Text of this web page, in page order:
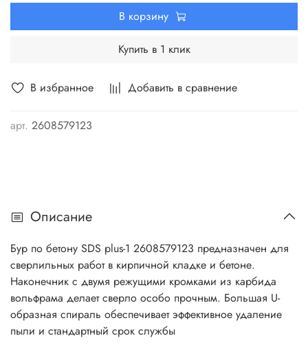
В избранное Добавить в сравнение
арт. 2608579123
В корзину
Купить в 1 клик
Описание
Бур по бетону SDS plus-1 2608579123 предназначен для
сверлильных работ в кирпичной кладке и бетоне.
Наконечник с двумя режущими кромками из карбида
вольфрама делает сверло особо прочным. Большая U-
образная спираль обеспечивает эффективное удаление
пыли и стандартный срок службы